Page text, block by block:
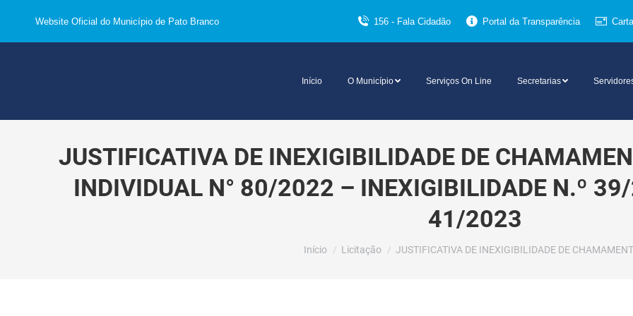
Website Oficial do Município de Pato Branco 156 - Fala Cidadão Portal da Transparência
Início O Município Serviços On Line Secretarias
JUSTIFICATIVA DE INEXIGIBILIDADE DE
INDIVIDUAL N° 80/2022 – INEXIGIBILIDADE N.º
41/2023
Você está aqui:
Início Licitação JUSTIFICATIVA DE INEXIGIBILIDADE DE